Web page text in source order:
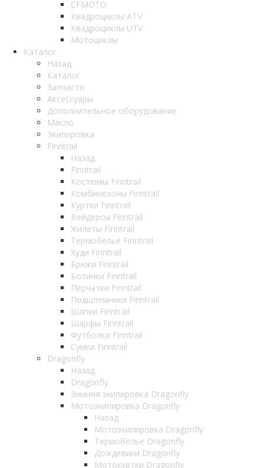
CFMOTO
Квадроциклы ATV
Квадроциклы UTV
Мотоциклы
Каталог
Назад
Каталог
Запчасти
Аксессуары
Дополнительное оборудование
Масло
Экипировка
Finntrail
Назад
Finntrail
Костюмы Finntrail
Комбинезоны Finntrail
Куртки Finntrail
Вейдерсы Finntrail
Жилеты Finntrail
Термобелье Finntrail
Худи Finntrail
Брюки Finntrail
Ботинки Finntrail
Перчатки Finntrail
Подшлемники Finntrail
Шапки Finntrail
Шарфы Finntrail
Футболки Finntrail
Сумки Finntrail
Dragonfly
Назад
Dragonfly
Зимняя экипировка Dragonfly
Мотоэкипировка Dragonfly
Назад
Мотоэкипировка Dragonfly
Термобелье Dragonfly
Дождевики Dragonfly
Мотокуртки Dragonfly